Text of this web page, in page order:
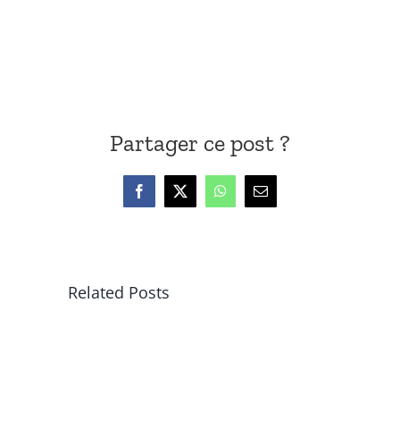
Partager ce post ?
Facebook
X WhatsAppEmail
Related Posts